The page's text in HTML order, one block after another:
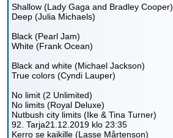
Shallow (Lady Gaga and Bradley Cooper)
Deep (Julia Michaels)
Black (Pearl Jam)
White (Frank Ocean)
Black and white (Michael Jackson)
True colors (Cyndi Lauper)
No limit (2 Unlimited)
No limits (Royal Deluxe)
Nutbush city limits (Ike & Tina Turner)
92. Tarja21.12.2019 klo 23:35
Kerro se kaikille (Lasse Mårtenson)